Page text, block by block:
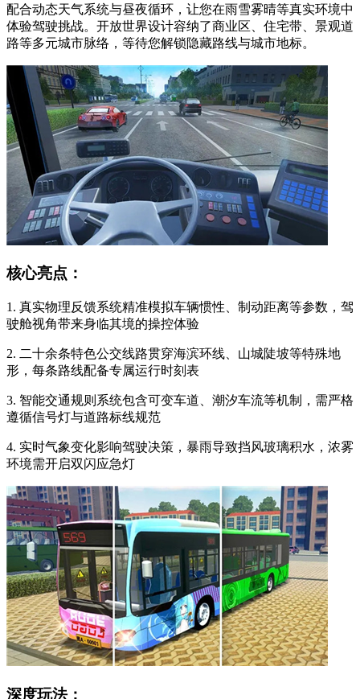
配合动态天气系统与昼夜循环，让您在雨雪雾晴等真实环境中
体验驾驶挑战。开放世界设计容纳了商业区、住宅带、景观道
路等多元城市脉络，等待您解锁隐藏路线与城市地标。
核心亮点：
1. 真实物理反馈系统精准模拟车辆惯性、制动距离等参数，驾
驶舱视角带来身临其境的操控体验
2. 二十余条特色公交线路贯穿海滨环线、山城陡坡等特殊地
形，每条路线配备专属运行时刻表
3. 智能交通规则系统包含可变车道、潮汐车流等机制，需严格
遵循信号灯与道路标线规范
4. 实时气象变化影响驾驶决策，暴雨导致挡风玻璃积水，浓雾
环境需开启双闪应急灯
深度玩法：